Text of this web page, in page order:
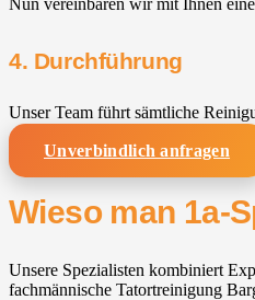
Nun vereinbaren wir mit Ihnen
4. Durchführung
Unser Team führt sämtliche
Unverbindlich anfragen
Wieso man 1a-
Unsere Spezialisten kombiniert
fachmännische Tatortreinigung